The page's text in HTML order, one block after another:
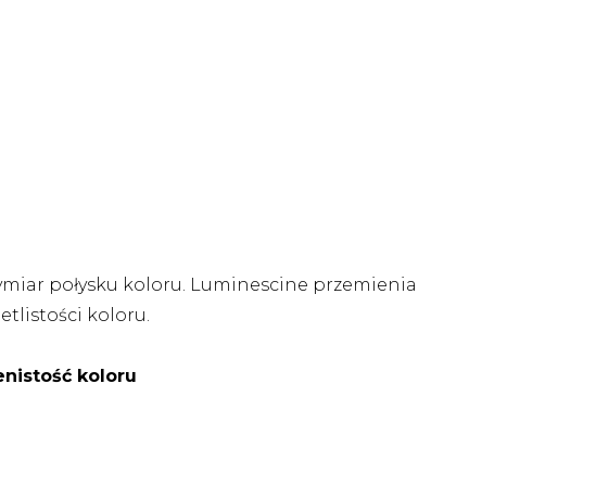
połysku koloru. Luminescine przemienia
koloru.
koloru